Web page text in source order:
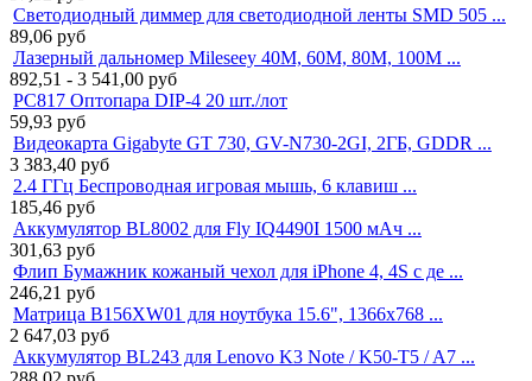
Светодиодный диммер для светодиодной ленты SMD 505 ...
89,06 руб
Лазерный дальномер Mileseey 40M, 60M, 80M, 100M ...
892,51 - 3 541,00 руб
PC817 Оптопара DIP-4 20 шт./лот
59,93 руб
Видеокарта Gigabyte GT 730, GV-N730-2GI, 2ГБ, GDDR ...
3 383,40 руб
2.4 ГГц Беспроводная игровая мышь, 6 клавиш ...
185,46 руб
Аккумулятор BL8002 для Fly IQ4490I 1500 мАч ...
301,63 руб
Флип Бумажник кожаный чехол для iPhone 4, 4S с де ...
246,21 руб
Матрица B156XW01 для ноутбука 15.6", 1366x768 ...
2 647,03 руб
Аккумулятор BL243 для Lenovo K3 Note / K50-T5 / A7 ...